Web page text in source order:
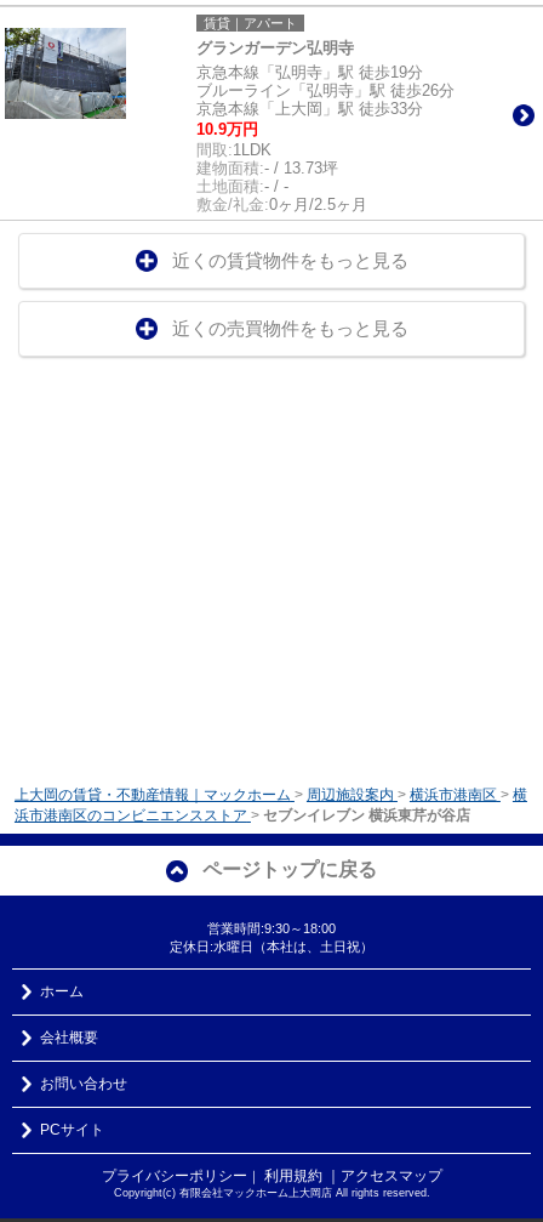
賃貸｜アパート
グランガーデン弘明寺
京急本線「弘明寺」駅 徒歩19分
ブルーライン「弘明寺」駅 徒歩26分
京急本線「上大岡」駅 徒歩33分
10.9万円
間取:1LDK
建物面積:- / 13.73坪
土地面積:- / -
敷金/礼金:0ヶ月/2.5ヶ月
近くの賃貸物件をもっと見る
近くの売買物件をもっと見る
上大岡の賃貸・不動産情報｜マックホーム > 周辺施設案内 > 横浜市港南区 > 横
浜市港南区のコンビニエンスストア > セブンイレブン 横浜東芹が谷店
ページトップに戻る
営業時間:9:30～18:00
定休日:水曜日（本社は、土日祝）
ホーム
会社概要
お問い合わせ
PCサイト
プライバシーポリシー ｜ 利用規約 ｜アクセスマップ
Copyright(c) 有限会社マックホーム上大岡店 All rights reserved.